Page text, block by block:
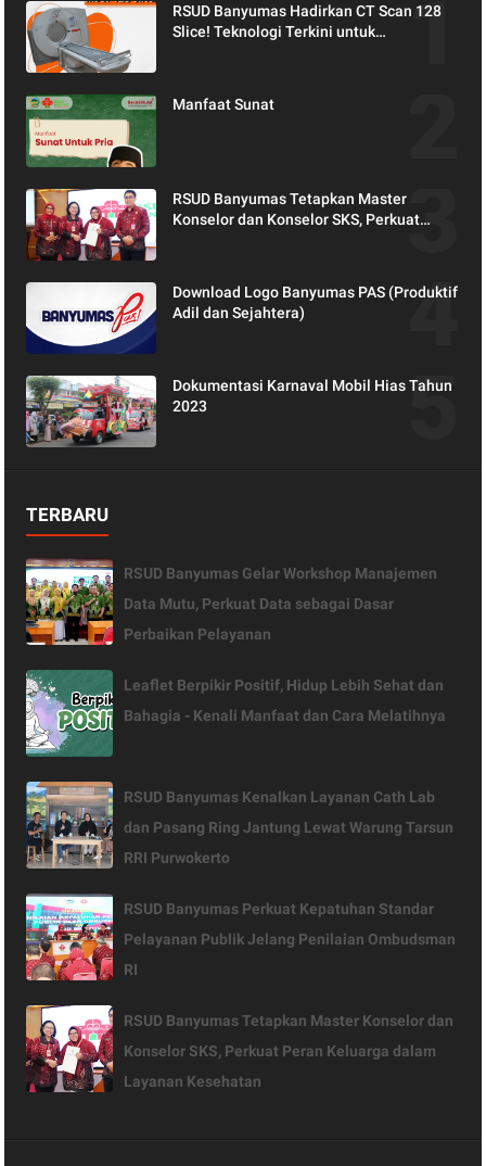
RSUD Banyumas Hadirkan CT Scan 128
Slice! Teknologi Terkini untuk
Manfaat Sunat
RSUD Banyumas Tetapkan Master
Konselor dan Konselor SKS, Perkuat
Download Logo Banyumas PAS (Produktif
Adil dan Sejahtera)
Dokumentasi Karnaval Mobil Hias Tahun
2023
TERBARU
RSUD Banyumas Gelar Workshop Manajemen
Data Mutu, Perkuat Data sebagai Dasar
Perbaikan Pelayanan
Leaflet Berpikir Positif, Hidup Lebih Sehat dan
Bahagia - Kenali Manfaat dan Cara Melatihnya
RSUD Banyumas Kenalkan Layanan Cath Lab
dan Pasang Ring Jantung Lewat Warung Tarsun
RRI Purwokerto
RSUD Banyumas Perkuat Kepatuhan Standar
Pelayanan Publik Jelang Penilaian Ombudsman
RI
RSUD Banyumas Tetapkan Master Konselor dan
Konselor SKS, Perkuat Peran Keluarga dalam
Layanan Kesehatan